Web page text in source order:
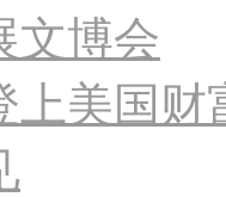
文博会
上美国财